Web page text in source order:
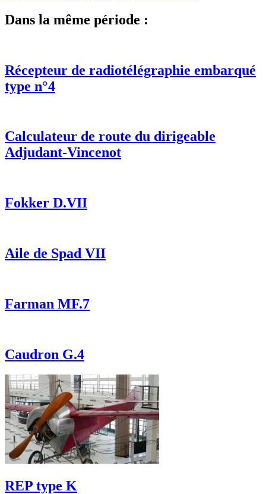
Dans la même période :
Récepteur de radiotélégraphie embarqué
type n°4
Calculateur de route du dirigeable
Adjudant-Vincenot
Fokker D.VII
Aile de Spad VII
Farman MF.7
Caudron G.4
REP type K